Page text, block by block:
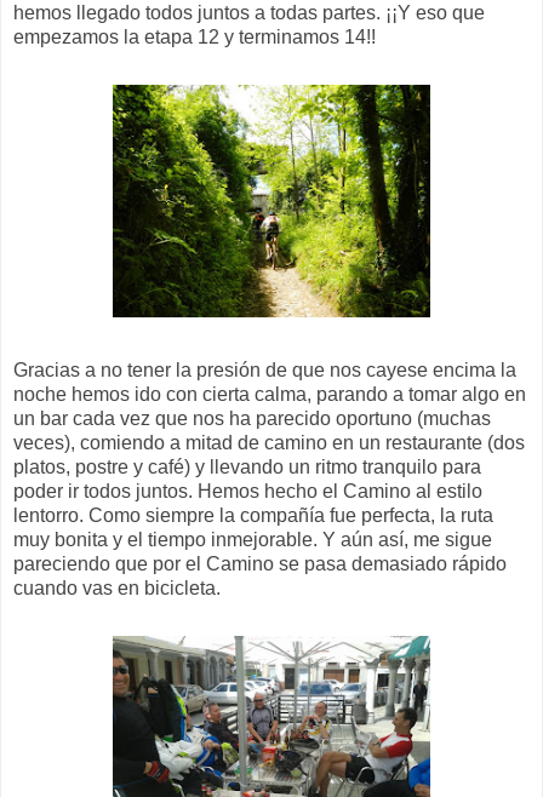
hemos llegado todos juntos a todas partes. ¡¡Y eso que
empezamos la etapa 12 y terminamos 14!!
Gracias a no tener la presión de que nos cayese encima la
noche hemos ido con cierta calma, parando a tomar algo en
un bar cada vez que nos ha parecido oportuno (muchas
veces), comiendo a mitad de camino en un restaurante (dos
platos, postre y café) y llevando un ritmo tranquilo para
poder ir todos juntos. Hemos hecho el Camino al estilo
lentorro. Como siempre la compañía fue perfecta, la ruta
muy bonita y el tiempo inmejorable. Y aún así, me sigue
pareciendo que por el Camino se pasa demasiado rápido
cuando vas en bicicleta.